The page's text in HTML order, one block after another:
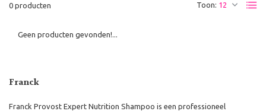
0 producten Toon:
Geen producten gevonden!...
Franck
Franck Provost Expert Nutrition Shampoo is een professioneel